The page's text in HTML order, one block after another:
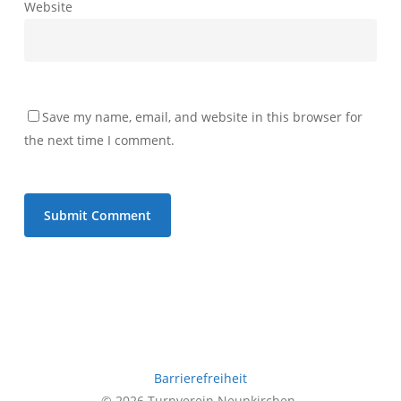
Website
Save my name, email, and website in this browser for
the next time I comment.
Barrierefreiheit